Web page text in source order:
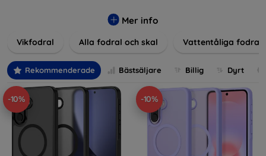
stötar, samtidigt som de tar hänsyn till användarnas
att hitta rätt tillbehör till din enhet. Våra fodral och skal är
inte bara praktiska utan också moderiktiga, vilket gör dem
till en integrerad del av din vardagsoutfit. För teknikälskare
eller de som bara vill skydda sin investering, vi finns här för
dig.
Mer info
Vikfodral Alla fodral och skal Vattentåliga fodral
Rekommenderade Bästsäljare Billig Dyrt
-10% -10%